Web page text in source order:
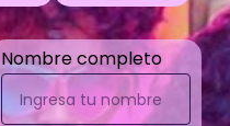
Nombre completo